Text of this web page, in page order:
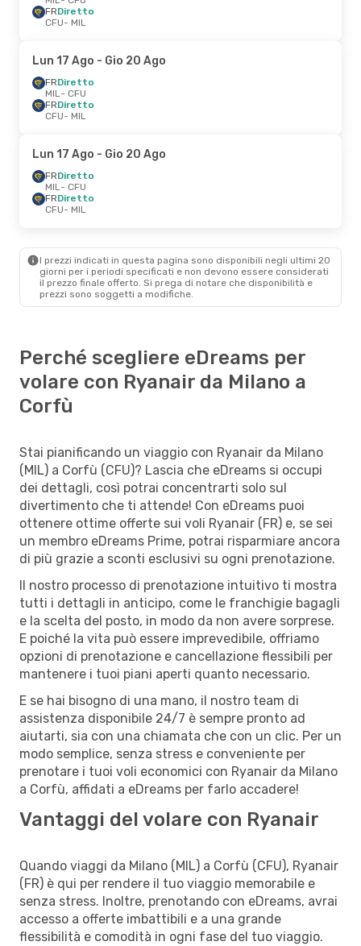
FRDiretto
CFU- MIL
Lun 17 Ago - Gio 20 Ago
FRDiretto
MIL- CFU
FRDiretto
CFU- MIL
Lun 17 Ago - Gio 20 Ago
FRDiretto
MIL- CFU
FRDiretto
CFU- MIL
I prezzi indicati in questa pagina sono disponibili negli ultimi 20
giorni per i periodi specificati e non devono essere considerati
il ​​prezzo finale offerto. Si prega di notare che disponibilità e
prezzi sono soggetti a modifiche.
Perché scegliere eDreams per
volare con Ryanair da Milano a
Corfù
Stai pianificando un viaggio con Ryanair da Milano
(MIL) a Corfù (CFU)? Lascia che eDreams si occupi
dei dettagli, così potrai concentrarti solo sul
divertimento che ti attende! Con eDreams puoi
ottenere ottime offerte sui voli Ryanair (FR) e, se sei
un membro eDreams Prime, potrai risparmiare ancora
di più grazie a sconti esclusivi su ogni prenotazione.
Il nostro processo di prenotazione intuitivo ti mostra
tutti i dettagli in anticipo, come le franchigie bagagli
e la scelta del posto, in modo da non avere sorprese.
E poiché la vita può essere imprevedibile, offriamo
opzioni di prenotazione e cancellazione flessibili per
mantenere i tuoi piani aperti quanto necessario.
E se hai bisogno di una mano, il nostro team di
assistenza disponibile 24/7 è sempre pronto ad
aiutarti, sia con una chiamata che con un clic. Per un
modo semplice, senza stress e conveniente per
prenotare i tuoi voli economici con Ryanair da Milano
a Corfù, affidati a eDreams per farlo accadere!
Vantaggi del volare con Ryanair
Quando viaggi da Milano (MIL) a Corfù (CFU), Ryanair
(FR) è qui per rendere il tuo viaggio memorabile e
senza stress. Inoltre, prenotando con eDreams, avrai
accesso a offerte imbattibili e a una grande
flessibilità e comodità in ogni fase del tuo viaggio.